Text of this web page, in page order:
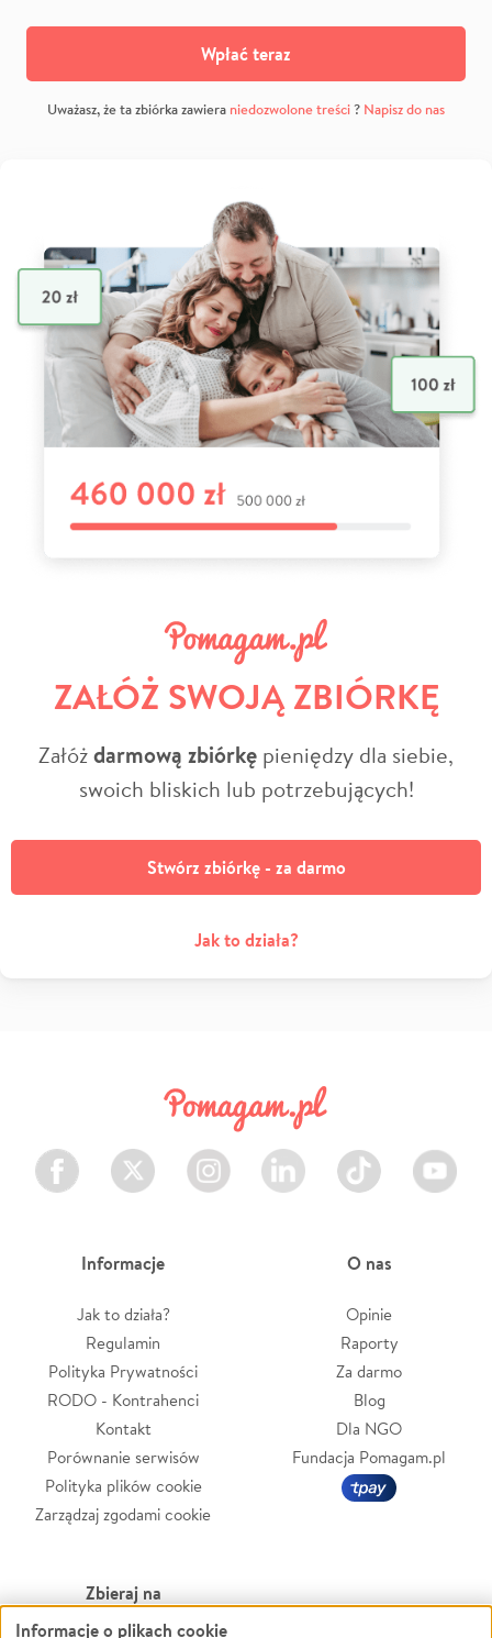
Wpłać teraz
Uważasz, że ta zbiórka zawiera niedozwolone treści? Napisz do nas
ZAŁÓŻ SWOJĄ ZBIÓRKĘ
Załóżdarmową zbiórkę pieniędzy dla siebie,
swoich bliskich lub potrzebujących!
Stwórz zbiórkę - za darmo
Jak to działa?
Facebook Twitter Instagram LinkedIn TikTok Youtube
Informacje
Jak to działa?
Regulamin
Polityka Prywatności
RODO - Kontrahenci
Kontakt
Porównanie serwisów
Polityka plików cookie
Zarządzaj zgodami cookie
O nas
Opinie
Raporty
Za darmo
Blog
Dla NGO
Fundacja Pomagam.pl
Zbieraj na
Informacje o plikach cookie